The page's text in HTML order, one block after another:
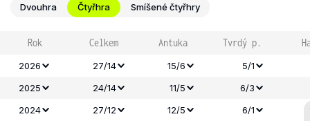
Dvouhra Čtyřhra Smíšené čtyřhry
Rok Celkem Antuka Tvrdý p.
2026 27/14 15/6 5/1
2025
24/14 11/5 6/3
2024
27/12 12/5 6/1